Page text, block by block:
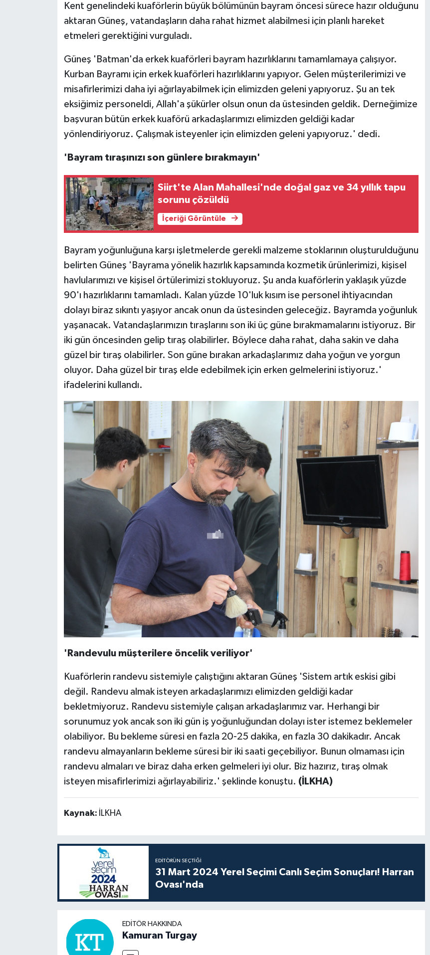
Kent genelindeki kuaförlerin büyük bölümünün bayram öncesi sürece hazır olduğunu
aktaran Güneş, vatandaşların daha rahat hizmet alabilmesi için planlı hareket
etmeleri gerektiğini vurguladı.
Güneş 'Batman'da erkek kuaförleri bayram hazırlıklarını tamamlamaya çalışıyor.
Kurban Bayramı için erkek kuaförleri hazırlıklarını yapıyor. Gelen müşterilerimizi ve
misafirlerimizi daha iyi ağırlayabilmek için elimizden geleni yapıyoruz. Şu an tek
eksiğimiz personeldi, Allah'a şükürler olsun onun da üstesinden geldik. Derneğimize
başvuran bütün erkek kuaförü arkadaşlarımızı elimizden geldiği kadar
yönlendiriyoruz. Çalışmak isteyenler için elimizden geleni yapıyoruz.' dedi.
'Bayram tıraşınızı son günlere bırakmayın'
Siirt'te Alan Mahallesi'nde doğal gaz ve 34 yıllık tapu
sorunu çözüldü
İçeriği Görüntüle
Bayram yoğunluğuna karşı işletmelerde gerekli malzeme stoklarının oluşturulduğunu
belirten Güneş 'Bayrama yönelik hazırlık kapsamında kozmetik ürünlerimizi, kişisel
havlularımızı ve kişisel örtülerimizi stokluyoruz. Şu anda kuaförlerin yaklaşık yüzde
90'ı hazırlıklarını tamamladı. Kalan yüzde 10'luk kısım ise personel ihtiyacından
dolayı biraz sıkıntı yaşıyor ancak onun da üstesinden geleceğiz. Bayramda yoğunluk
yaşanacak. Vatandaşlarımızın tıraşlarını son iki üç güne bırakmamalarını istiyoruz. Bir
iki gün öncesinden gelip tıraş olabilirler. Böylece daha rahat, daha sakin ve daha
güzel bir tıraş olabilirler. Son güne bırakan arkadaşlarımız daha yoğun ve yorgun
oluyor. Daha güzel bir tıraş elde edebilmek için erken gelmelerini istiyoruz.'
ifadelerini kullandı.
'Randevulu müşterilere öncelik veriliyor'
Kuaförlerin randevu sistemiyle çalıştığını aktaran Güneş 'Sistem artık eskisi gibi
değil. Randevu almak isteyen arkadaşlarımızı elimizden geldiği kadar
bekletmiyoruz. Randevu sistemiyle çalışan arkadaşlarımız var. Herhangi bir
sorunumuz yok ancak son iki gün iş yoğunluğundan dolayı ister istemez beklemeler
olabiliyor. Bu bekleme süresi en fazla 20-25 dakika, en fazla 30 dakikadır. Ancak
randevu almayanların bekleme süresi bir iki saati geçebiliyor. Bunun olmaması için
randevu almaları ve biraz daha erken gelmeleri iyi olur. Biz hazırız, tıraş olmak
isteyen misafirlerimizi ağırlayabiliriz.' şeklinde konuştu. (İLKHA)
Kaynak: İLKHA
EDITÖRÜN SEÇTIĞI
31 Mart 2024 Yerel Seçimi Canlı Seçim Sonuçları! Harran
Ovası'nda
EDITÖR HAKKINDA
Kamuran Turgay